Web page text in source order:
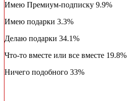
Имею Премиум-подписку 9.9%
Имею подарки 3.3%
Делаю подарки 34.1%
Что-то вместе или все вместе 19.8%
Ничего подобного 33%